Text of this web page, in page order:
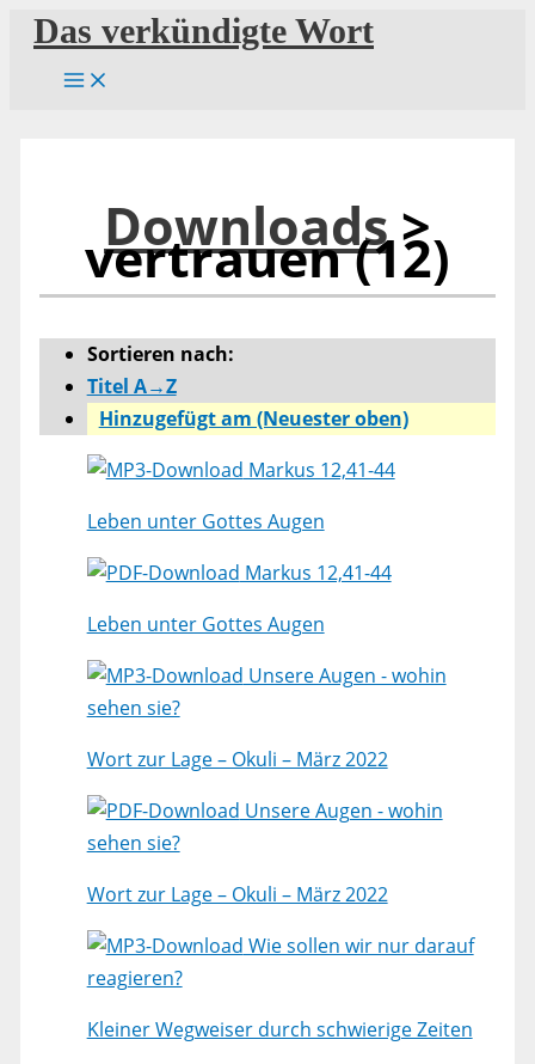
Zum
Inhalt
springen
Das verkündigte Wort
Downloads>
vertrauen (12)
Sortieren nach:
Titel A→Z
Hinzugefügt am (Neuester oben)
Markus 12,41-44
Leben unter Gottes Augen
Markus 12,41-44
Leben unter Gottes Augen
Unsere Augen - wohin
sehen sie?
Wort zur Lage – Okuli – März 2022
Unsere Augen - wohin
sehen sie?
Wort zur Lage – Okuli – März 2022
Wie sollen wir nur darauf
reagieren?
Kleiner Wegweiser durch schwierige Zeiten